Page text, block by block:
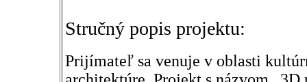
Stručný popis projektu:
Prijímateľ sa venuje v oblasti